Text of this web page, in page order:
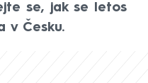
se, jak se letos
v Česku.